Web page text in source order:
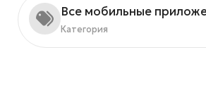
Все мобильные
Категория